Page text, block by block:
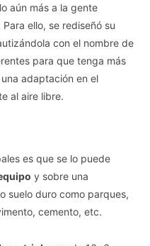
aún más a la gente
ello, se rediseñó su
con el nombre de
para que tenga más
adaptación en el
al aire libre.
es que se lo puede
y sobre una
suelo duro como parques,
cemento, etc.